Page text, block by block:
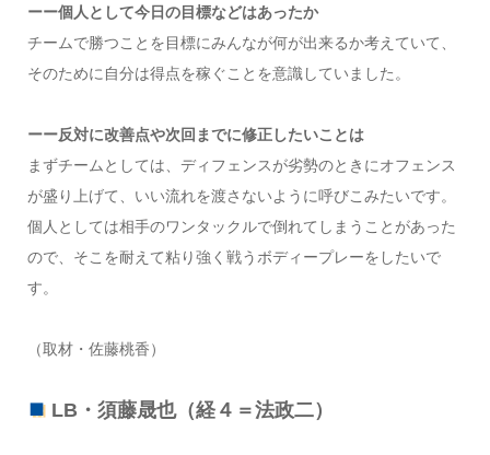
ーー個人として今日の目標などはあったか
チームで勝つことを目標にみんなが何が出来るか考えていて、
そのために自分は得点を稼ぐことを意識していました。
ーー反対に改善点や次回までに修正したいことは
まずチームとしては、ディフェンスが劣勢のときにオフェンス
が盛り上げて、いい流れを渡さないように呼びこみたいです。
個人としては相手のワンタックルで倒れてしまうことがあった
ので、そこを耐えて粘り強く戦うボディープレーをしたいで
す。
（取材・佐藤桃香）
LB・須藤晟也（経４＝法政二）